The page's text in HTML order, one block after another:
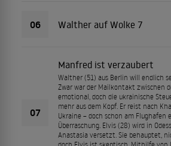
06 Walther auf Wolke 7
07
Manfred ist verzaubert
Walther (51) aus Berlin will endlich
Zwar war der Mailkontakt zwischen
emotional, doch die ukrainische
mehr aus dem Kopf. Er reist nach
Ukraine – doch schon am Flughafen
Überraschung. Elvis (28) wird in
Anastasia versetzt. Sie behauptet,